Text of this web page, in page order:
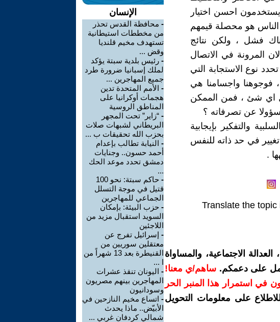
يستخدمون احسن اختيار
الناس هو محصلة قيمهم
فشل ، ولكن نتائج
المرونة في الاتصال
نوع الاستجابة التي
فوجوهنا واجسامنا هي
اي شئ ، فمن الممكن
عن تصرفاته ؟
والتفكير بإيجابية
في حد ذاته للنفس
.
Translate the
الاجتماعية، والمساواة
على دعمكم. ساهم/ي معنا!
في استمرار هذا المنبر الحر
للاطلاع على معلومات التحويل
الإنسان
- محافظة القدس تحذر
من مخططات استيطانية
تستهدف مخيم قلنديا
وقض ...
- رئيس بلدية سبتة يؤكد
لملك إسبانيا ضرورة طرد
جميع المهاجرين ...
- الأمم المتحدة تدين
هجمات أوكرانيا على
المناطق الروسية
- “زاير” تحت المجهر
البريطاني لشبهات صلات
بحزب الله تحقيقات ب ...
- النيابة تطالب بإعدام
أحمد حسون.. وجنايات
دمشق تحدد موعد الحك
...
-
حاكم سبتة: نحو 100
قتيل في موجة التسلل
الجماعي للمهاجرين
- حزب البيئة: بإمكان
السويد استقبال مزيد من
اللاجئين
- إسرائيل تفرج عن
معتقلين سوريين من
القنيطرة بعد 13 شهراً من
ا ...
- اليونان تنقذ عشرات
المهاجرين بينهم مصريون
وسودانيون
- اتساع مخيم النازحين في
الأبيّض.. ماذا يحدث
شمالي كردفان غربي ...